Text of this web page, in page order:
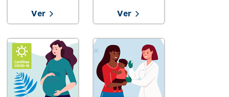
Ver Ver